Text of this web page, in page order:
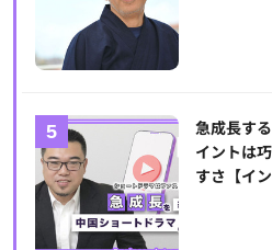
急成長す
イントは
すさ【イ